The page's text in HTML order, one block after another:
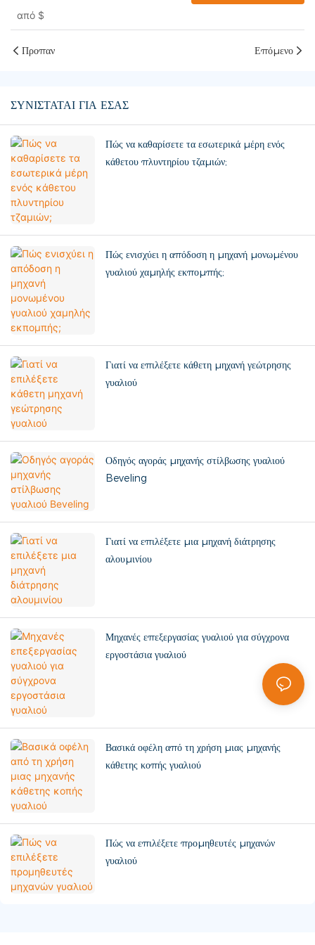
από $
Προπαν Επόμενο
ΣΥΝΙΣΤΆΤΑΙ ΓΙΑ ΕΣΆΣ
Πώς να καθαρίσετε τα εσωτερικά μέρη ενός
κάθετου πλυντηρίου τζαμιών;
Πώς ενισχύει η απόδοση η μηχανή μονωμένου
γυαλιού χαμηλής εκπομπής;
Γιατί να επιλέξετε κάθετη μηχανή γεώτρησης
γυαλιού
Οδηγός αγοράς μηχανής στίλβωσης γυαλιού
Beveling
Γιατί να επιλέξετε μια μηχανή διάτρησης
αλουμινίου
Μηχανές επεξεργασίας γυαλιού για σύγχρονα
εργοστάσια γυαλιού
Βασικά οφέλη από τη χρήση μιας μηχανής
κάθετης κοπής γυαλιού
Πώς να επιλέξετε προμηθευτές μηχανών
γυαλιού